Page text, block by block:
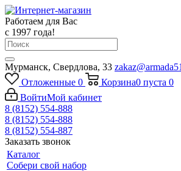
Работаем для Вас
с 1997 года!
Мурманск, Свердлова, 33
Отложенные 0 Корзина0 пуста 0
ВойтиМой кабинет
8 (8152) 554-888
8 (8152) 554-888
8 (8152) 554-887
Заказать звонок
Каталог
Собери свой набор